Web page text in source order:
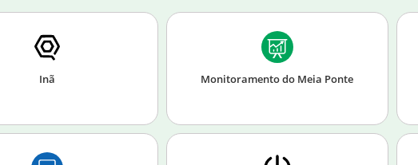
Inã Monitoramento do Meia Ponte